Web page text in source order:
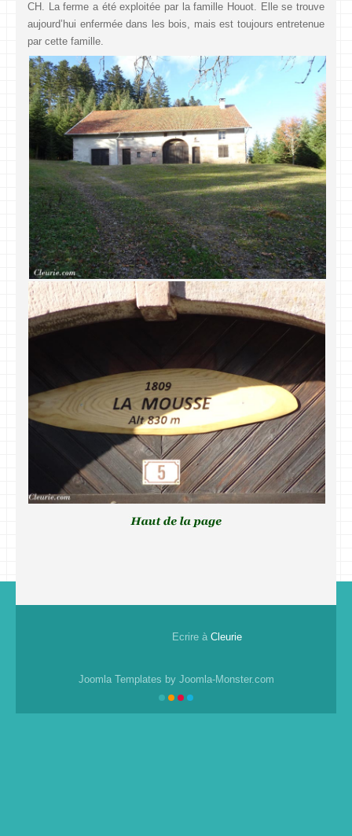
CH. La ferme a été exploitée par la famille Houot. Elle se trouve
aujourd’hui enfermée dans les bois, mais est toujours entretenue
par cette famille.
Ecrire à Cleurie
Joomla Templates by Joomla-Monster.com